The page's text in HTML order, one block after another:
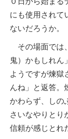
にも使用されて
ないだろうか。
その場面では
鬼）かもしれん
ようですが煉獄
んね」と返答。
かわらず、しの
さいなやりとり
信頼が感じとれ